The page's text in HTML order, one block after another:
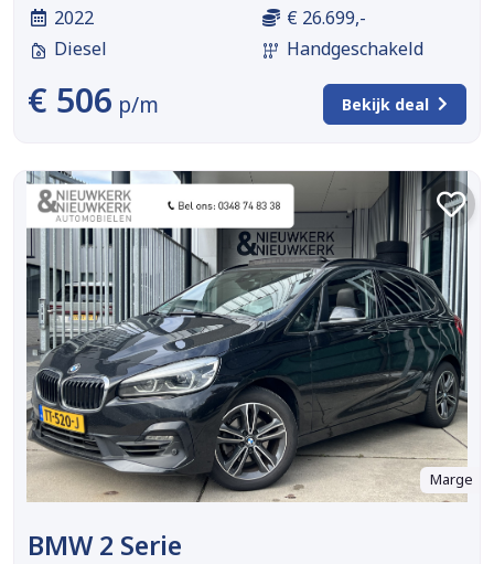
2022
Diesel
€ 26.699,-
Handgeschakeld
€ 506 p/m Bekijk deal
Marge
BMW 2 Serie